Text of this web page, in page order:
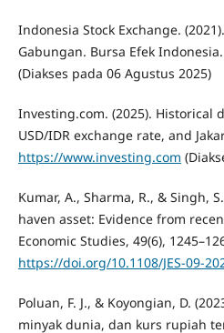
Indonesia Stock Exchange.
Gabungan. Bursa Efek Indonesia.
(Diakses pada 06 Agustus 2025)
Investing.com. (2025). Historical
USD/IDR exchange rate, and
https://www.investing.com
Kumar, A., Sharma, R., & Singh,
haven asset: Evidence from
Economic Studies, 49(6),
https://doi.org/10.1108/JES-09-
Poluan, F. J., & Koyongian, D.
minyak dunia, dan kurs rupiah